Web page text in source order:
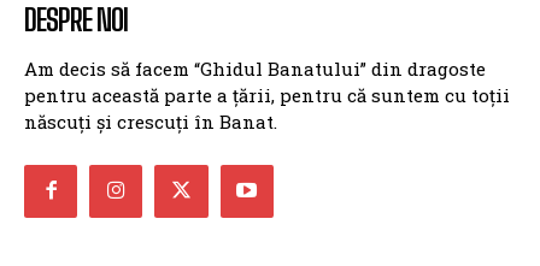
DESPRE NOI
Am decis să facem “Ghidul Banatului” din dragoste
pentru această parte a țării, pentru că suntem cu toții
născuți și crescuți în Banat.